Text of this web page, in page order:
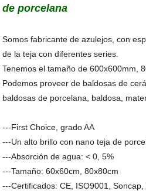
de porcelana
Somos fabricante de azulejos, con
de la teja con diferentes series.
Tenemos el tamaño de 600x600mm,
Podemos proveer de baldosas de
baldosas de porcelana, baldosa,
---First Choice, grado AA
---Un alto brillo con nano teja de
---Absorción de agua: < 0, 5%
---Tamaño: 60x60cm, 80x80cm
---Certificados: CE, ISO9001,